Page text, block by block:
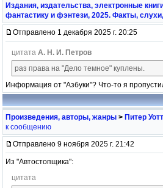
Издания, издательства, электронные
фантастику и фэнтези, 2025. Факты,
Отправлено 1 декабря 2025 г. 20:25
цитата А. Н. И. Петров
раз права на "Дело темное" куплены.
Информация от "Азбуки"? Что-то я
Произведения, авторы, жанры > Питер
к сообщению
Отправлено 9 ноября 2025 г. 21:42
Из "Автостопщика":
цитата